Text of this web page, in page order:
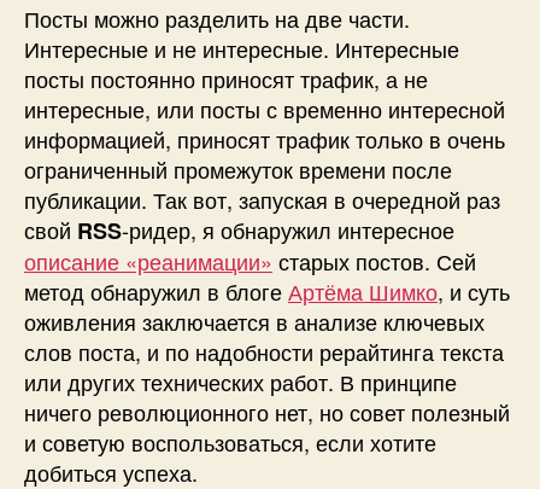
Посты можно разделить на две части.
Интересные и не интересные. Интересные
посты постоянно приносят трафик, а не
интересные, или посты с временно интересной
информацией, приносят трафик только в очень
ограниченный промежуток времени после
публикации. Так вот, запуская в очередной раз
свой RSS-ридер, я обнаружил интересное
описание «реанимации» старых постов. Сей
метод обнаружил в блогеАртёма Шимко, и суть
оживления заключается в анализе ключевых
слов поста, и по надобности рерайтинга текста
или других технических работ. В принципе
ничего революционного нет, но совет полезный
и советую воспользоваться, если хотите
добиться успеха.